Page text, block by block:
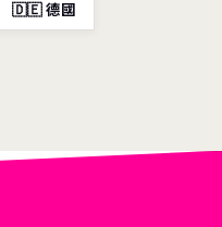
🇩🇪 德國